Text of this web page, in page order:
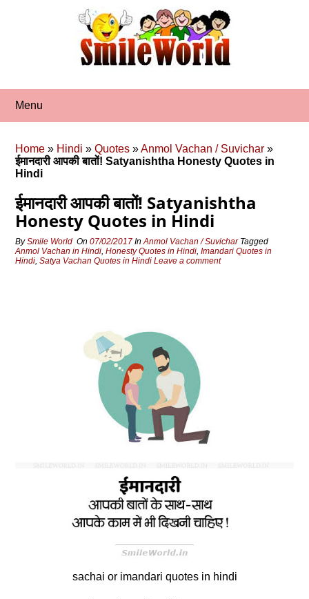
Menu
Home » Hindi »Quotes »Anmol Vachan / Suvichar »
ईमानदारी आपकी बातों! Satyanishtha Honesty Quotes in
Hindi
ईमानदारी आपकी बातों! Satyanishtha
Honesty Quotes in Hindi
BySmile World On07/02/2017 InAnmol Vachan / Suvichar Tagged
Anmol Vachan in Hindi,Honesty Quotes in Hindi,Imandari Quotes in
Hindi,Satya Vachan Quotes in Hindi Leave a comment
sachai or imandari quotes in hindi